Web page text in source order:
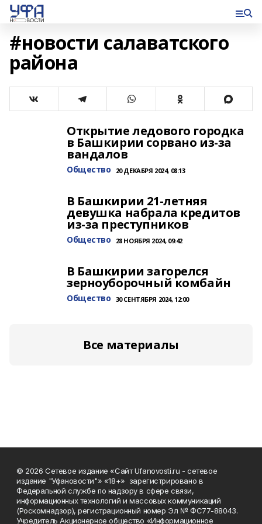
#новости салаватского
района
Открытие ледового городка
в Башкирии сорвано из-за
вандалов
Общество 20 ДЕКАБРЯ 2024, 08:13
В Башкирии 21-летняя
девушка набрала кредитов
из-за преступников
Общество 28 НОЯБРЯ 2024, 09:42
В Башкирии загорелся
зерноуборочный комбайн
Общество 30 СЕНТЯБРЯ 2024, 12:00
Все материалы
© 2026 Сетевое издание «Сайт Ufanovosti.ru - сетевое
издание "Уфановости"» «18+» зарегистрировано в
Федеральной службе по надзору в сфере связи,
информационных технологий и массовых коммуникаций
(Роскомнадзор), регистрационный номер Эл № ФС77-88043.
Учредитель Акционерное общество «Информационное